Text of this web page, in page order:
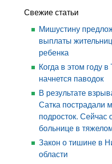
Свежие статьи
Мишустину
выплаты
ребенка
Когда в этом году в
начнется паводок
В результате
Сатка пострадали
подросток. Сейчас
больнице в
Закон о тишине в
области